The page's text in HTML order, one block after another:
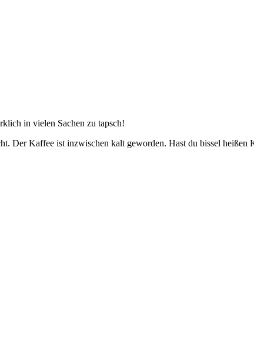
in vielen Sachen zu tapsch!
Der Kaffee ist inzwischen kalt geworden. Hast du bissel heißen